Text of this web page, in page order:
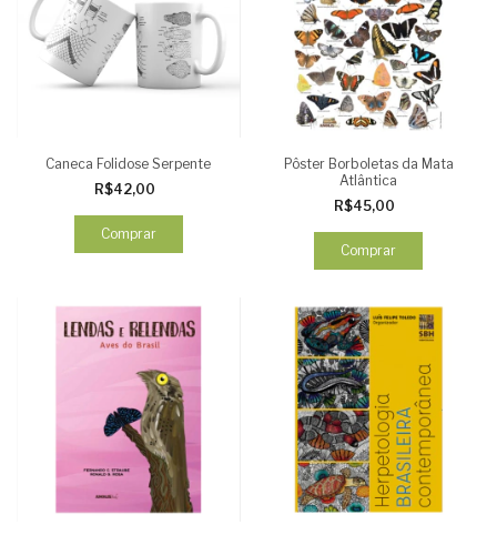
Caneca Folidose Serpente
R$42,00
Comprar
Pôster Borboletas da Mata
Atlântica
R$45,00
Comprar